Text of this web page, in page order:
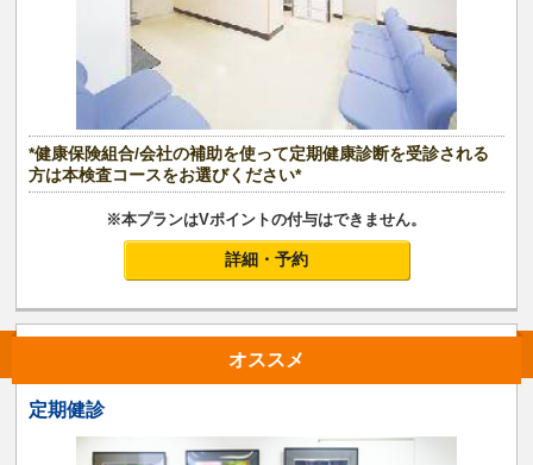
*健康保険組合/会社の補助を使って定期健康診断を受診される
方は本検査コースをお選びください*
※本プランはVポイントの付与はできません。
詳細・予約
オススメ
定期健診